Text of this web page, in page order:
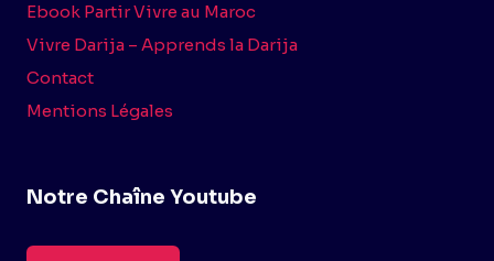
Ebook Partir Vivre au Maroc
Vivre Darija – Apprends la Darija
Contact
Mentions Légales
Notre Chaîne Youtube